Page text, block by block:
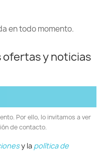
en todo momento.
ofertas y noticias
Por ello, lo invitamos a ver
de contacto.
y la política de